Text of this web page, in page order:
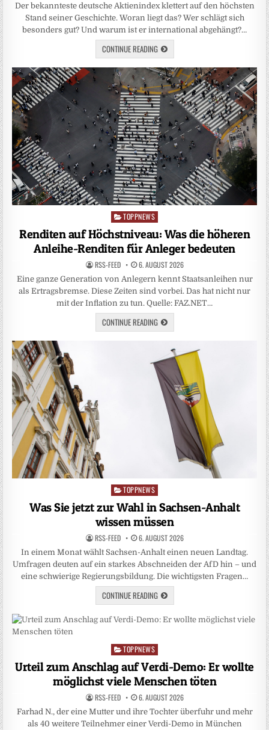
Der bekannteste deutsche Aktienindex klettert auf den höchsten
Stand seiner Geschichte. Woran liegt das? Wer schlägt sich
besonders gut? Und warum ist er international abgehängt?…
CONTINUE READING
Posted
in
TOPPNEWS
Renditen auf Höchstniveau: Was die höheren
Anleihe-Renditen für Anleger bedeuten
RSS-FEED 6. AUGUST 2026
Eine ganze Generation von Anlegern kennt Staatsanleihen nur
als Ertragsbremse. Diese Zeiten sind vorbei. Das hat nicht nur
mit der Inflation zu tun. Quelle: FAZ.NET…
CONTINUE READING
Posted
in
TOPPNEWS
Was Sie jetzt zur Wahl in Sachsen-Anhalt
wissen müssen
RSS-FEED 6. AUGUST 2026
In einem Monat wählt Sachsen-Anhalt einen neuen Landtag.
Umfragen deuten auf ein starkes Abschneiden der AfD hin – und
eine schwierige Regierungsbildung. Die wichtigsten Fragen…
CONTINUE READING
Posted
TOPPNEWS
Urteil zum Anschlag auf Verdi-Demo: Er wollte
möglichst viele Menschen töten
RSS-FEED 6. AUGUST 2026
Farhad N., der eine Mutter und ihre Tochter überfuhr und mehr
als 40 weitere Teilnehmer einer Verdi-Demo in München